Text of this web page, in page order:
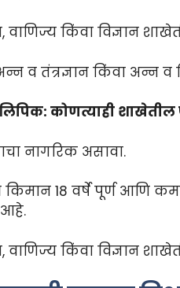
किंवा विज्ञान
व तंत्रज्ञान किंवा अन्न व
लिपिक: कोणत्याही शाखेतील
नागरिक असावा.
किमान 18 वर्षे पूर्ण आणि
किंवा विज्ञान